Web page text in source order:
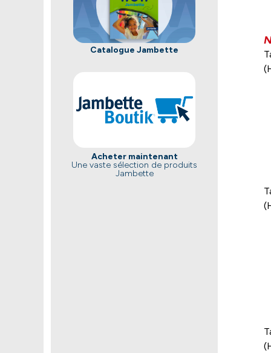
Catalogue Jambette
Acheter maintenant
Une vaste sélection de produits
Jambette